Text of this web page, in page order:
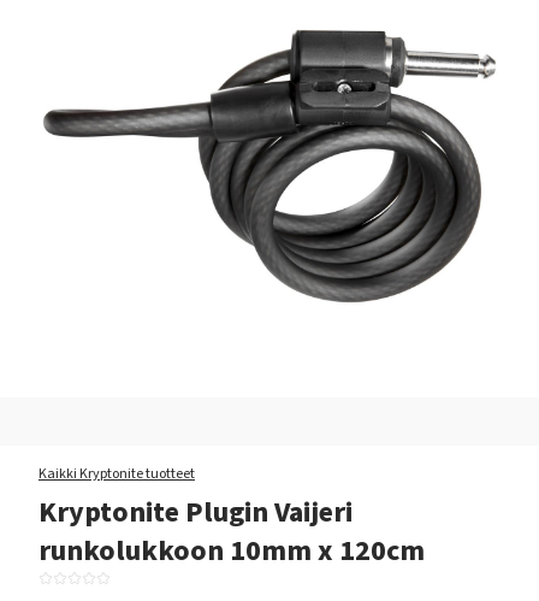
Kaikki Kryptonite tuotteet
Kryptonite Plugin Vaijeri
runkolukkoon 10mm x 120cm